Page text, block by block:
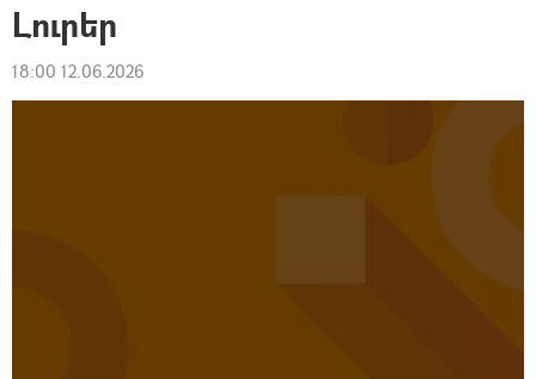
Լուրեր
18:00 12.06.2026